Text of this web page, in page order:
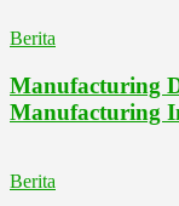
Berita
Manufacturing
Manufacturing
Berita